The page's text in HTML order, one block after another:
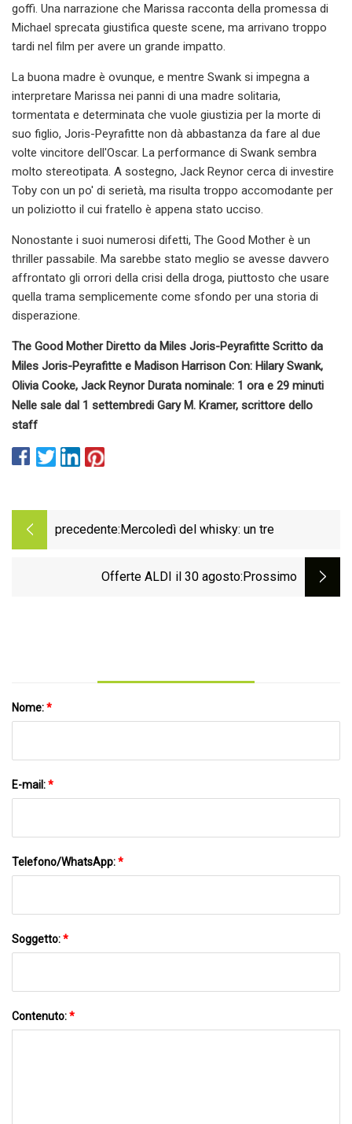
goffi. Una narrazione che Marissa racconta della promessa di
Michael sprecata giustifica queste scene, ma arrivano troppo
tardi nel film per avere un grande impatto.
La buona madre è ovunque, e mentre Swank si impegna a
interpretare Marissa nei panni di una madre solitaria,
tormentata e determinata che vuole giustizia per la morte di
suo figlio, Joris-Peyrafitte non dà abbastanza da fare al due
volte vincitore dell'Oscar. La performance di Swank sembra
molto stereotipata. A sostegno, Jack Reynor cerca di investire
Toby con un po' di serietà, ma risulta troppo accomodante per
un poliziotto il cui fratello è appena stato ucciso.
Nonostante i suoi numerosi difetti, The Good Mother è un
thriller passabile. Ma sarebbe stato meglio se avesse davvero
affrontato gli orrori della crisi della droga, piuttosto che usare
quella trama semplicemente come sfondo per una storia di
disperazione.
The Good Mother Diretto da Miles Joris-Peyrafitte Scritto da
Miles Joris-Peyrafitte e Madison Harrison Con: Hilary Swank,
Olivia Cooke, Jack Reynor Durata nominale: 1 ora e 29 minuti
Nelle sale dal 1 settembredi Gary M. Kramer, scrittore dello
staff
precedente: Mercoledì del whisky: un tre
Offerte ALDI il 30 agosto:Prossimo
Nome:*
E-mail:*
Telefono/WhatsApp:*
Soggetto:*
Contenuto:*